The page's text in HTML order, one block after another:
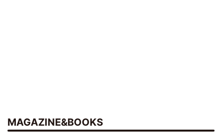
MAGAZINE&BOOKS